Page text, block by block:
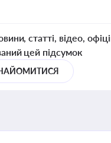
статті, відео,
цей підсумок